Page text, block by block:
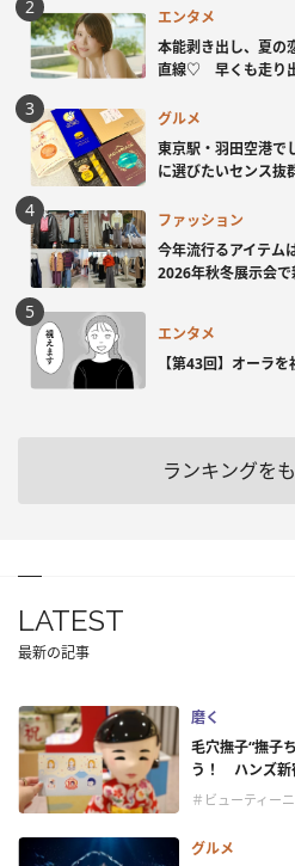
エンタメ
本能剥き出し、夏
直線♡ 早くも走り
グルメ
東京駅・羽田空港
に選びたいセンス抜
ファッション
今年流行るアイテ
2026年秋冬展示会で
エンタメ
【第43回】オーラ
ランキングを
LATEST
最新の記事
磨く
毛穴撫子“撫子
う！ ハンズ新
＃ビューティー
グルメ